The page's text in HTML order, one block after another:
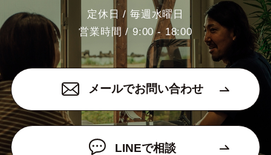
定休日 / 毎週水曜日
営業時間 / 9:00 - 18:00
メールでお問い合わせ
LINEで相談